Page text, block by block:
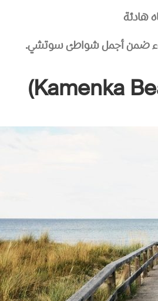
هادئة
ضمن أجمل شواطئ سوتشي.